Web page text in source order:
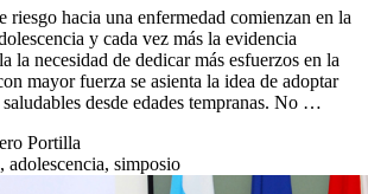
riesgo hacia una enfermedad comienzan en la
y cada vez más la evidencia
la necesidad de dedicar más esfuerzos en la
mayor fuerza se asienta la idea de adoptar
desde edades tempranas. No …
Portilla
adolescencia, simposio